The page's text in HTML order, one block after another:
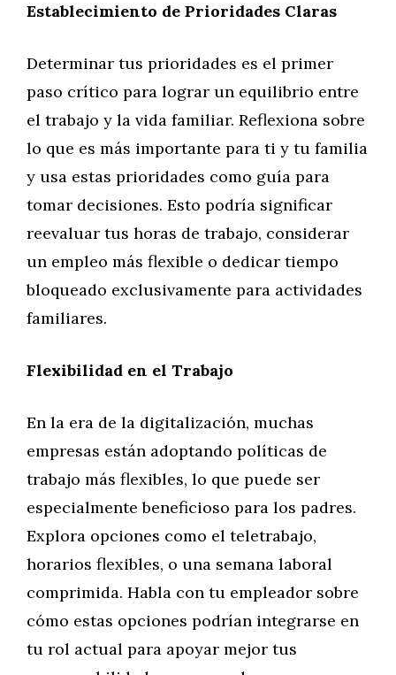
Establecimiento de Prioridades Claras
Determinar tus prioridades es el primer
paso crítico para lograr un equilibrio entre
el trabajo y la vida familiar. Reflexiona sobre
lo que es más importante para ti y tu familia
y usa estas prioridades como guía para
tomar decisiones. Esto podría significar
reevaluar tus horas de trabajo, considerar
un empleo más flexible o dedicar tiempo
bloqueado exclusivamente para actividades
familiares.
Flexibilidad en el Trabajo
En la era de la digitalización, muchas
empresas están adoptando políticas de
trabajo más flexibles, lo que puede ser
especialmente beneficioso para los padres.
Explora opciones como el teletrabajo,
horarios flexibles, o una semana laboral
comprimida. Habla con tu empleador sobre
cómo estas opciones podrían integrarse en
tu rol actual para apoyar mejor tus